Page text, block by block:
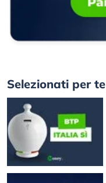
Selezionati per te